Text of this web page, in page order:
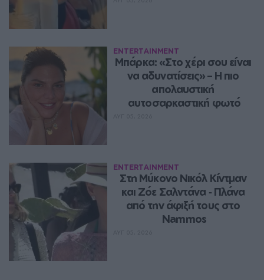
ENTERTAINMENT
Μπάρκα: «Στο χέρι σου είναι
να αδυνατίσεις» – Η πιο
απολαυστική
αυτοσαρκαστική φωτό
ENTERTAINMENT
Στη Μύκονο Νικόλ Κίντμαν
και Ζόε Σαλντάνα ‑ Πλάνα
από την άφιξή τους στο
Nammos